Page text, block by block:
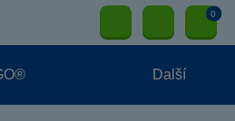
0
Další